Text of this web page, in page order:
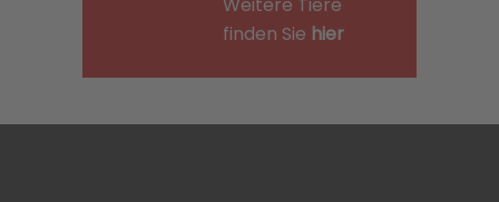
Weitere Tiere
finden Sie hier